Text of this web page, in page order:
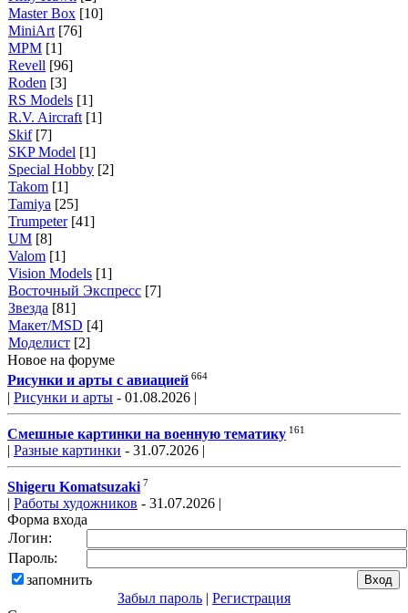
Master Box [10]
MiniArt [76]
MPM [1]
Revell [96]
Roden [3]
RS Models [1]
R.V. Aircraft [1]
Skif [7]
SKP Model [1]
Special Hobby [2]
Takom [1]
Tamiya [25]
Trumpeter [41]
UM [8]
Valom [1]
Vision Models [1]
Восточный Экспресс [7]
Звезда [81]
Макет/MSD [4]
Моделист [2]
Новое на форуме
Рисунки и арты с авиацией 664
| Рисунки и арты - 01.08.2026 |
Смешные картинки на военную тематику 161
| Разные картинки - 31.07.2026 |
Shigeru Komatsuzaki 7
Работы художников - 31.07.2026 |
Форма входа
Логин:
Пароль:
запомнить
Забыл пароль
Регистрация